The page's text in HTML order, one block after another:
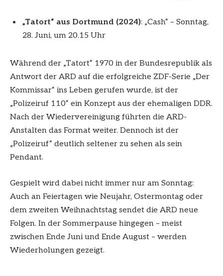
„Tatort“ aus Dortmund (2024): „Cash“ – Sonntag,
28. Juni, um 20.15 Uhr
Während der „Tatort“ 1970 in der Bundesrepublik als
Antwort der ARD auf die erfolgreiche ZDF-Serie „Der
Kommissar“ ins Leben gerufen wurde, ist der
„Polizeiruf 110“ ein Konzept aus der ehemaligen DDR.
Nach der Wiedervereinigung führten die ARD-
Anstalten das Format weiter. Dennoch ist der
„Polizeiruf“ deutlich seltener zu sehen als sein
Pendant.
Gespielt wird dabei nicht immer nur am Sonntag:
Auch an Feiertagen wie Neujahr, Ostermontag oder
dem zweiten Weihnachtstag sendet die ARD neue
Folgen. In der Sommerpause hingegen – meist
zwischen Ende Juni und Ende August – werden
Wiederholungen gezeigt.